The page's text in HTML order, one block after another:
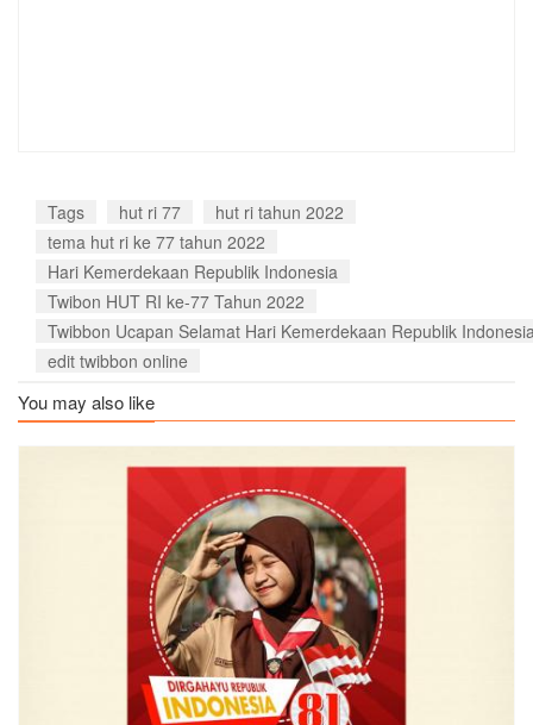
Tags hut ri 77
hut ri tahun 2022
tema hut ri ke 77 tahun 2022
Hari Kemerdekaan Republik Indonesia
Twibon HUT RI ke-77 Tahun 2022
Twibbon Ucapan Selamat Hari Kemerdekaan Republik
edit twibbon online
You may also like